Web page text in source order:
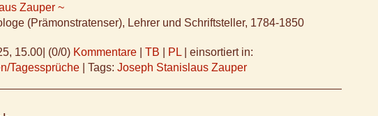
Zauper ~
(Prämonstratenser), Lehrer und Schriftsteller, 1784-1850
15.00 (0/0) Kommentare TB PL
einsortiert in:
Tagessprüche
Tags: Joseph Stanislaus Zauper